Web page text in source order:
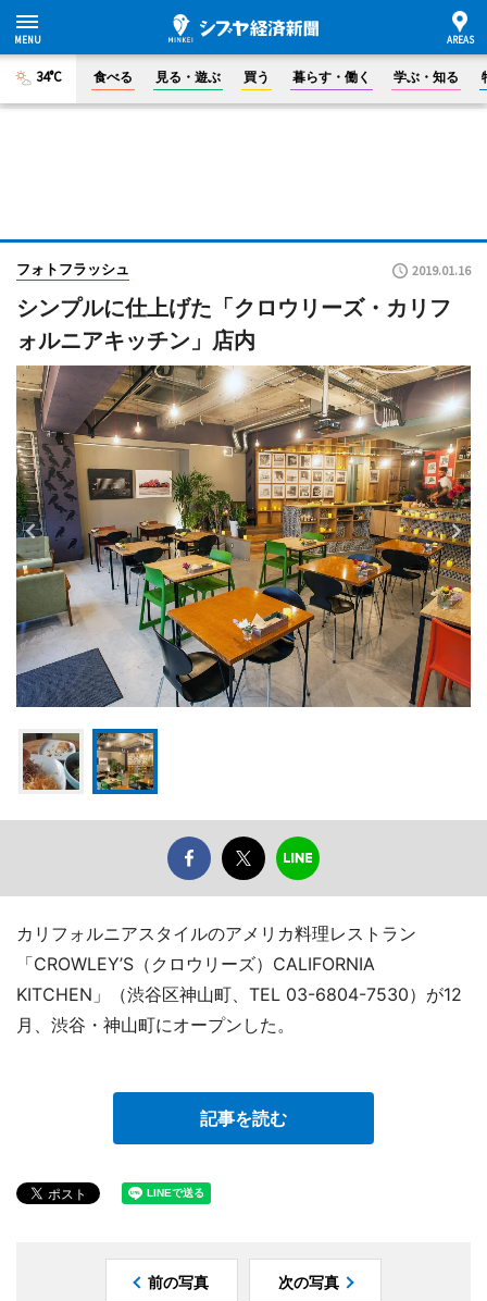
34°C 食べる 見る・遊ぶ 買う 暮らす・働く 学ぶ・知る
フォトフラッシュ 2019.01.16
シンプルに仕上げた「クロウリーズ・カリフ
ォルニアキッチン」店内
カリフォルニアスタイルのアメリカ料理レストラン
「CROWLEY’S（クロウリーズ）CALIFORNIA
KITCHEN」（渋谷区神山町、TEL 03-6804-7530）が12
月、渋谷・神山町にオープンした。
記事を読む
前の写真 次の写真